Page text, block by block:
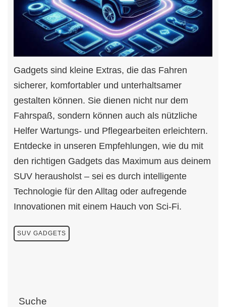
Gadgets sind kleine Extras, die das Fahren
sicherer, komfortabler und unterhaltsamer
gestalten können. Sie dienen nicht nur dem
Fahrspaß, sondern können auch als nützliche
Helfer Wartungs- und Pflegearbeiten erleichtern.
Entdecke in unseren Empfehlungen, wie du mit
den richtigen Gadgets das Maximum aus deinem
SUV herausholst – sei es durch intelligente
Technologie für den Alltag oder aufregende
Innovationen mit einem Hauch von Sci-Fi.
SUV GADGETS
Suche